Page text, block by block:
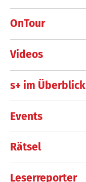
OnTour
Videos
s+ im Überblick
Events
Rätsel
Leserreporter